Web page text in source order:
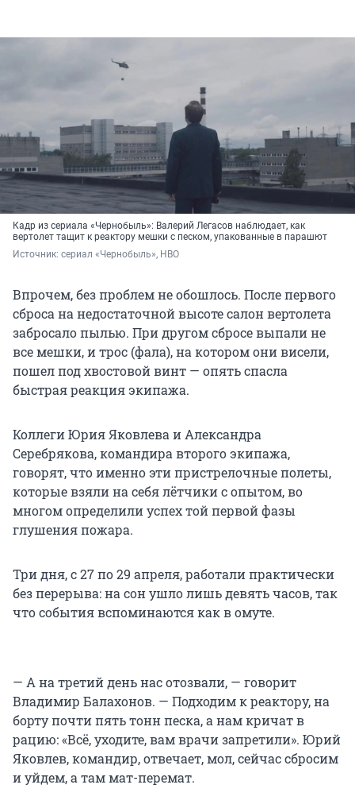
Кадр из сериала «Чернобыль»: Валерий Легасов наблюдает, как
вертолет тащит к реактору мешки с песком, упакованные в парашют
Источник: сериал «Чернобыль», HBO
Впрочем, без проблем не обошлось. После первого
сброса на недостаточной высоте салон вертолета
забросало пылью. При другом сбросе выпали не
все мешки, и трос (фала), на котором они висели,
пошел под хвостовой винт — опять спасла
быстрая реакция экипажа.
Коллеги Юрия Яковлева и Александра
Серебрякова, командира второго экипажа,
говорят, что именно эти пристрелочные полеты,
которые взяли на себя лётчики с опытом, во
многом определили успех той первой фазы
глушения пожара.
Три дня, с 27 по 29 апреля, работали практически
без перерыва: на сон ушло лишь девять часов, так
что события вспоминаются как в омуте.
— А на третий день нас отозвали, — говорит
Владимир Балахонов. — Подходим к реактору, на
борту почти пять тонн песка, а нам кричат в
рацию: «Всё, уходите, вам врачи запретили». Юрий
Яковлев, командир, отвечает, мол, сейчас сбросим
и уйдем, а там мат-перемат.